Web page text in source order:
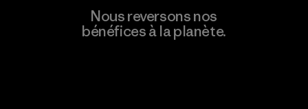
Nous reversons nos
bénéfices à la planète.